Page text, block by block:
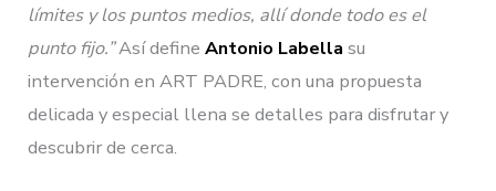
límites y los puntos medios, allí donde todo es el
punto fijo.”Así defineAntonio Labella su
intervención en ART PADRE, con una propuesta
delicada y especial llena se detalles para disfrutar y
descubrir de cerca.